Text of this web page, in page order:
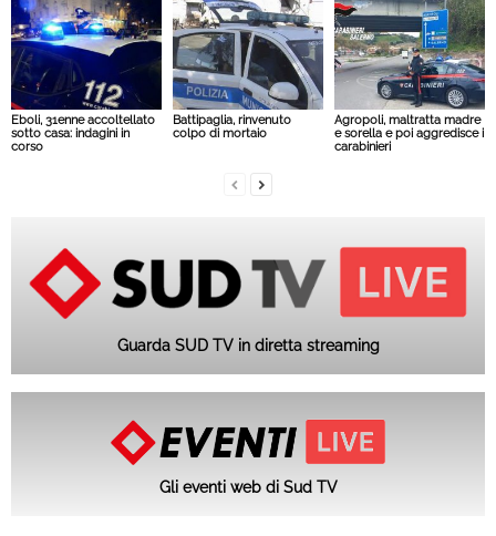
Eboli, 31enne accoltellato
sotto casa: indagini in
corso
Battipaglia, rinvenuto
colpo di mortaio
Agropoli, maltratta madre
e sorella e poi aggredisce i
carabinieri
Guarda SUD TV in diretta streaming
Gli eventi web di Sud TV